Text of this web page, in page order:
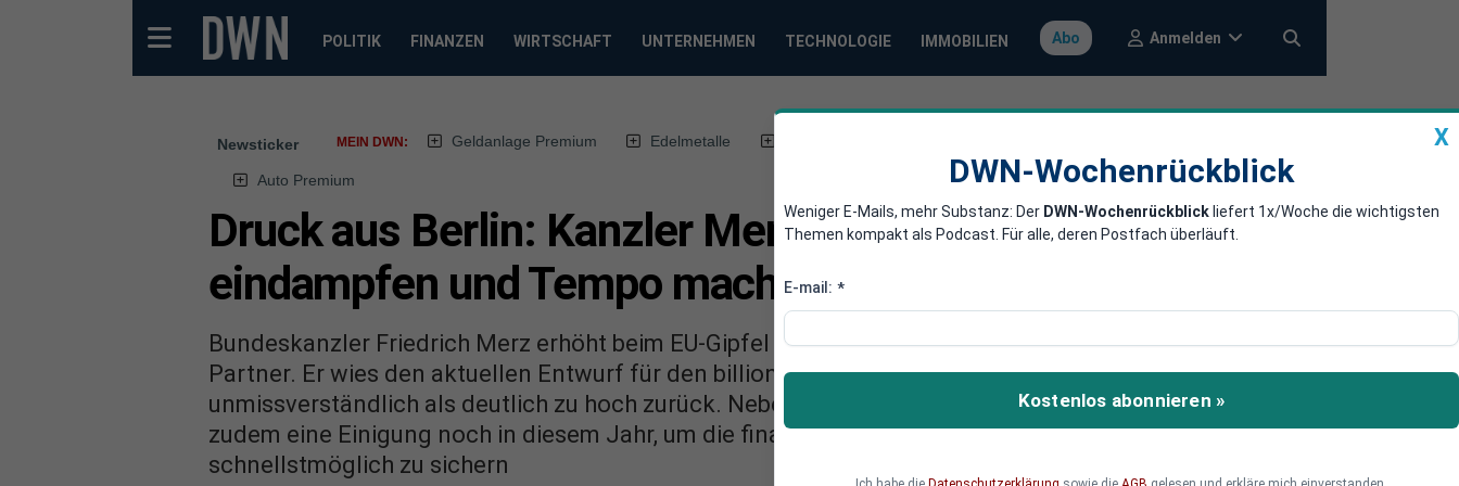
POLITIK FINANZEN WIRTSCHAFT UNTERNEHMEN TECHNOLOGIE IMMOBILIEN Abo Anmelden
Newsticker MEIN DWN: Geldanlage Premium Edelmetalle
Auto Premium
Druck aus Berlin: Kanzler Merz will EU-Haushalt
eindampfen und Tempo machen
Bundeskanzler Friedrich Merz erhöht beim EU-Gipfel in Brüssel den Druck auf die europäischen
Partner. Er wies den aktuellen Entwurf für den billionenschweren Gemeinschaftsetat ab 2028
unmissverständlich als deutlich zu hoch zurück. Neben drastischen Kürzungen fordert Merz
zudem eine Einigung noch in diesem Jahr, um die finanzielle Planbarkeit der Europäischen Union
schnellstmöglich zu sichern
X
DWN-Wochenrückblick
Weniger E-Mails, mehr Substanz: Der DWN-Wochenrückblick liefert 1x/Woche die wichtigsten
Themen kompakt als Podcast. Für alle, deren Postfach überläuft.
E-mail: *
Kostenlos abonnieren »